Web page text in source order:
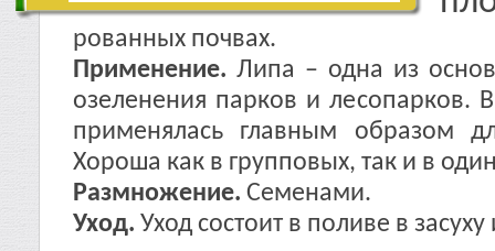
рованных почвах.
Применение. Липа – одна из
озеленения парков и лесопарков.
применялась главным образом
Хороша как в групповых, так и в
Размножение. Семенами.
Уход. Уход состоит в поливе в